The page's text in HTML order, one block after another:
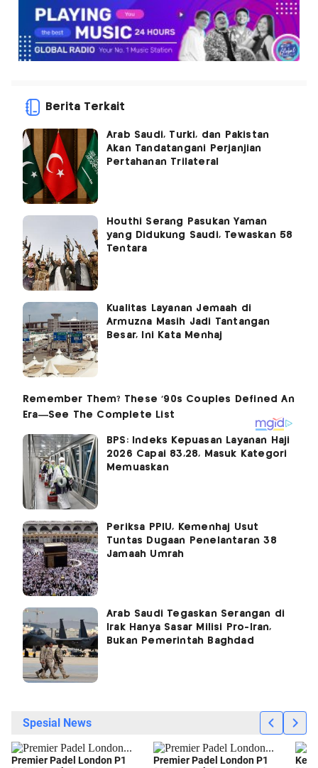
Berita Terkait
Arab Saudi, Turki, dan Pakistan
Akan Tandatangani Perjanjian
Pertahanan Trilateral
Houthi Serang Pasukan Yaman
yang Didukung Saudi, Tewaskan 58
Tentara
Kualitas Layanan Jemaah di
Armuzna Masih Jadi Tantangan
Besar, Ini Kata Menhaj
BPS: Indeks Kepuasan Layanan Haji
2026 Capai 83,28, Masuk Kategori
Memuaskan
Periksa PPIU, Kemenhaj Usut
Tuntas Dugaan Penelantaran 38
Jamaah Umrah
Arab Saudi Tegaskan Serangan di
Irak Hanya Sasar Milisi Pro-Iran,
Bukan Pemerintah Baghdad